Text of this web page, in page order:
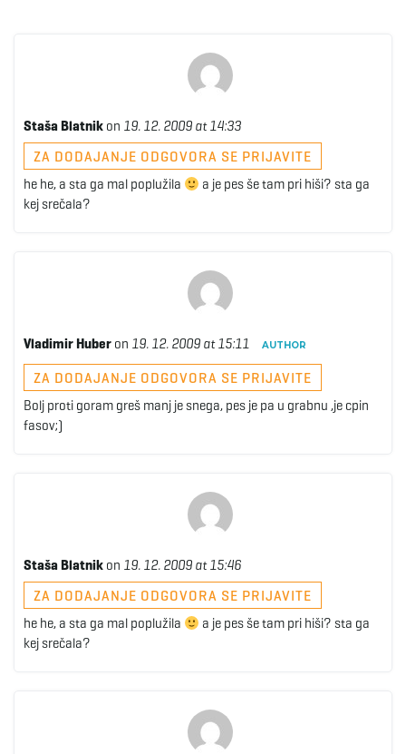
Staša Blatnik on 19. 12. 2009 at 14:33
ZA DODAJANJE ODGOVORA SE PRIJAVITE
he he, a sta ga mal poplužila
a je pes še tam pri hiši? sta ga
kej srečala?
Vladimir Huber on 19. 12. 2009 at 15:11 AUTHOR
ZA DODAJANJE ODGOVORA SE PRIJAVITE
Bolj proti goram greš manj je snega, pes je pa u grabnu ,je cpin
fasov;)
Staša Blatnik on 19. 12. 2009 at 15:46
ZA DODAJANJE ODGOVORA SE PRIJAVITE
he he, a sta ga mal poplužila
a je pes še tam pri hiši? sta ga
kej srečala?